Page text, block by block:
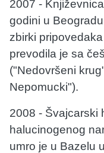
2007 -
godini u
zbirki
prevodila je sa
("Nedovršeni
Nepomucki").
2008 - Švajcarski
halucinogenog
umro je u Bazelu